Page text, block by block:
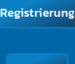
Registrierung